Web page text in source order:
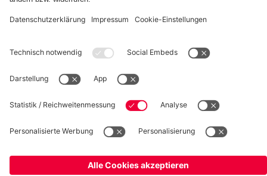
Impressum
Datenschutz AGB Barrierefreiheit Hinweisgebersystem
Verträge hier kündigen Cookie Einstellungen